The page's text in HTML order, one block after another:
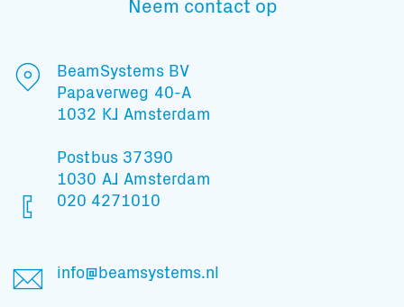
BeamSystems BV
Papaverweg 40-A
1032 KJ Amsterdam
Postbus 37390
1030 AJ Amsterdam
020 4271010
info@beamsystems.nl
Subscribe to our mailing list
En blijf op de hoogte